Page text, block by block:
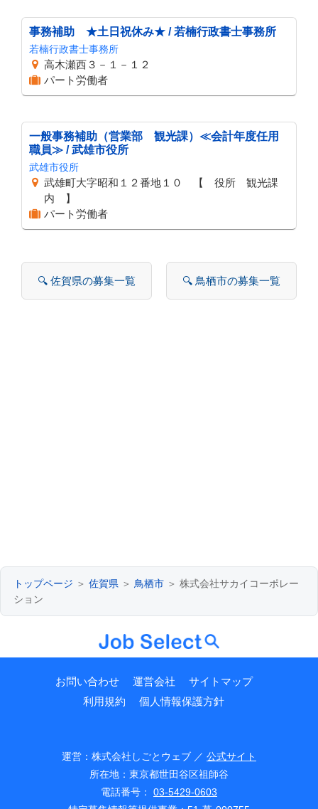
事務補助 ★土日祝休み★ / 若楠行政書士事務所
若楠行政書士事務所
高木瀬西３－１－１２
パート労働者
一般事務補助（営業部 観光課）≪会計年度任用
職員≫ / 武雄市役所
武雄市役所
武雄町大字昭和１２番地１０ 【 役所 観光課
内 】
パート労働者
🔍 佐賀県の募集一覧 🔍 鳥栖市の募集一覧
トップページ ＞ 佐賀県 ＞ 鳥栖市 ＞ 株式会社サカイコーポレー
ション
お問い合わせ 運営会社
サイトマップ
利用規約
個人情報保護方針
運営：株式会社しごとウェブ ／ 公式サイト
所在地：東京都世田谷区祖師谷
電話番号： 03-5429-0603